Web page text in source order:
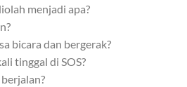
menjadi apa?
bicara dan bergerak?
tinggal di SOS?